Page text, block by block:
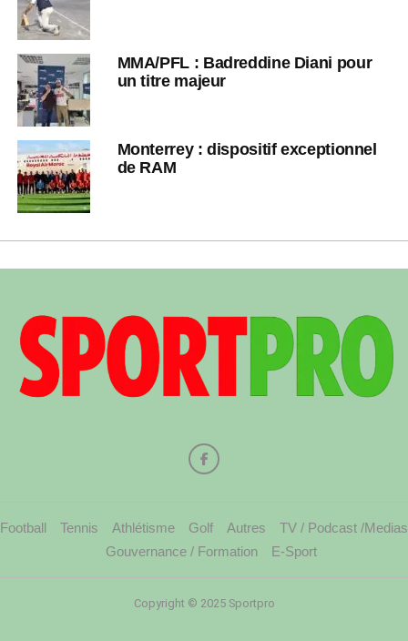
MMA/PFL : Badreddine Diani pour
un titre majeur
Monterrey : dispositif exceptionnel
de RAM
Football Tennis Athlétisme Golf Autres
TV / Podcast /Medias
Gouvernance / Formation
E-Sport
Copyright © 2025 Sportpro